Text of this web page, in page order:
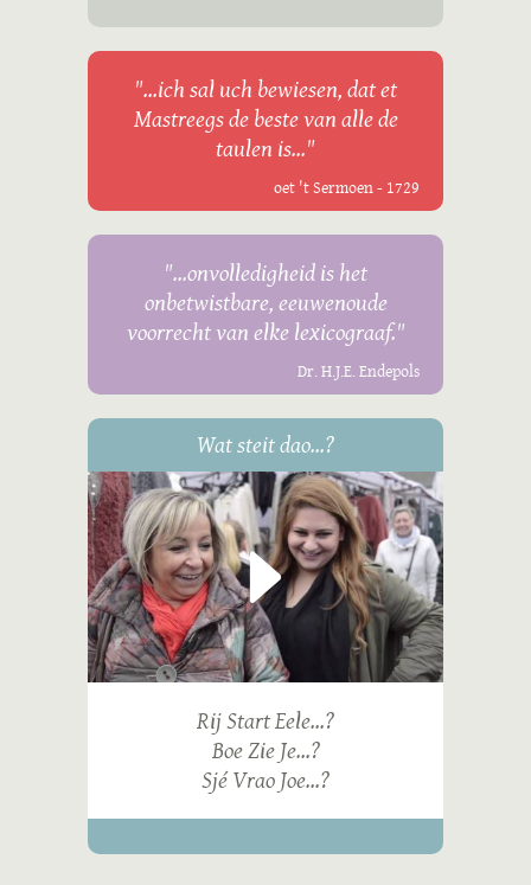
"...ich sal uch bewiesen, dat et
Mastreegs de beste van alle de
taulen is..."
oet 't Sermoen - 1729
"...onvolledigheid is het
onbetwistbare, eeuwenoude
voorrecht van elke lexicograaf."
Dr. H.J.E. Endepols
Wat steit dao...?
Rij Start Eele...?
Boe Zie Je...?
Sjé Vrao Joe...?